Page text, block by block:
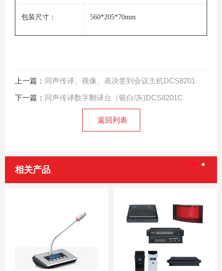
包装尺寸： 560*205*70mm
上一篇： 同声传译、视像、表决签到会议主机DCS8201
下一篇： 同声传译数字翻译台（银白/灰)DCS8201C
返回列表
相关产品